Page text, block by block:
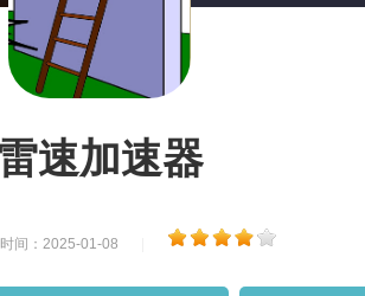
速加速器
时间：2025-01-08